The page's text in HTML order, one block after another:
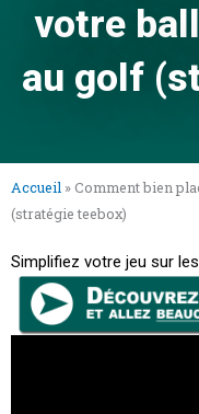
votre
au golf
Accueil » Comment bien
(stratégie teebox)
Simplifiez votre jeu sur